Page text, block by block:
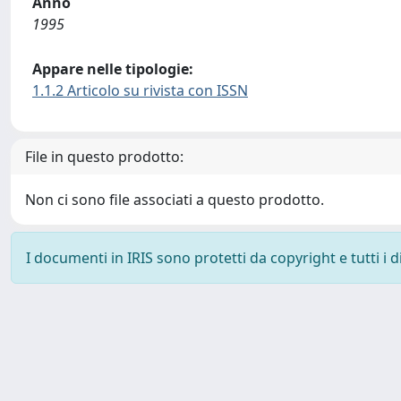
1995
Appare nelle tipologie:
1.1.2 Articolo su rivista con ISSN
File in questo prodotto:
Non ci sono file associati a questo prodotto.
I documenti in IRIS sono protetti da copyright e tutti i